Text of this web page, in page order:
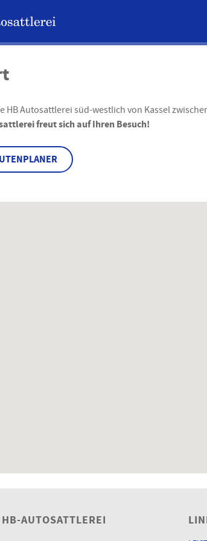
HB Autosattlerei süd-westlich von Kassel
freut sich auf Ihren Besuch!
AUTOSATTLEREI